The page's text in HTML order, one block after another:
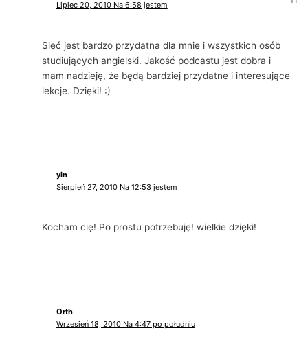
Lipiec 20, 2010 Na 6:58 jestem
Sieć jest bardzo przydatna dla mnie i wszystkich osób
studiujących angielski. Jakość podcastu jest dobra i
mam nadzieję, że będą bardziej przydatne i interesujące
lekcje. Dzięki! :)
yin
Sierpień 27, 2010 Na 12:53 jestem
Kocham cię! Po prostu potrzebuję! wielkie dzięki!
Orth
Wrzesień 18, 2010 Na 4:47 po południu